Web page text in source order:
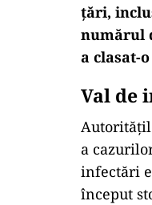
țări,
numărul
a clasat-
Val de
a
infectări
început